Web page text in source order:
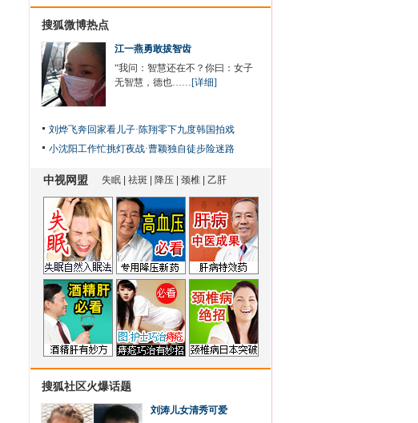
搜狐微博热点
江一燕勇敢拔智齿
“我问：智慧还在不？你曰：女子
无智慧，德也……[详细]
刘烨飞奔回家看儿子·陈翔零下九度韩国拍戏
小沈阳工作忙挑灯夜战·曹颖独自徒步险迷路
搜狐社区火爆话题
刘涛儿女清秀可爱